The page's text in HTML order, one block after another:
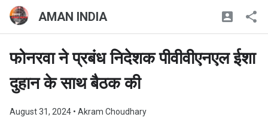
AMAN INDIA
फोनरवा ने प्रबंध निदेशक पीवीवीएनएल ईशा
दुहान के साथ बैठक की
August 31, 2024 • Akram Choudhary